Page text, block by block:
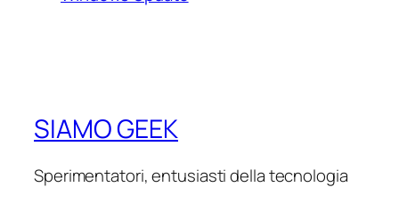
SIAMO GEEK
Sperimentatori, entusiasti della tecnologia